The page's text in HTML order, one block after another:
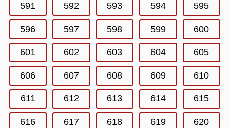
591 592 593 594 595
596 597 598 599 600
601 602 603 604 605
606 607 608 609 610
611 612 613 614 615
616 617 618 619 620